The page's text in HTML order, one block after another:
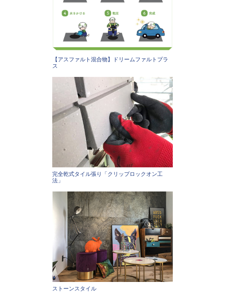
【アスファルト混合物】ドリームファルトプラ
ス
完全乾式タイル張り「クリップロックオン工
法」
ストーンスタイル